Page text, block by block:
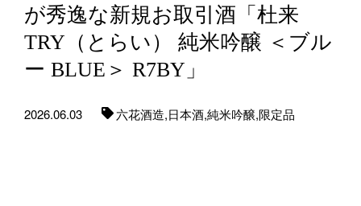
が秀逸な新規お取引酒「杜来
TRY（とらい） 純米吟醸 ＜ブル
ー BLUE＞ R7BY」
2026.06.03 六花酒造,日本酒,純米吟醸,限定品